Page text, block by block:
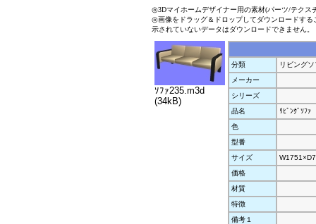
◎3Dマイホームデザイナー用の素材(パーツ/テクス
◎画像をドラッグ＆ドロップしてダウンロードす
示されていないデータはダウンロードできません。
ｿﾌｧ235.m3d
(34kB)
分類
リビング
メーカー
シリーズ
品名
ﾘﾋﾞﾝｸﾞｿﾌｧ
色
型番
サイズ
価格
材質
特徴
備考１